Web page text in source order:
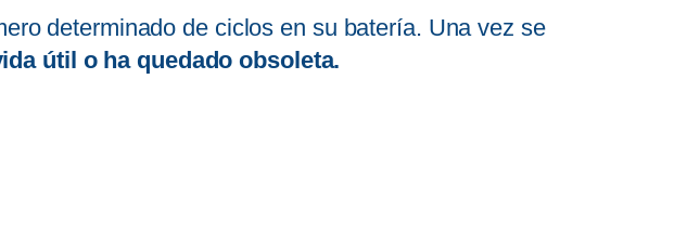
determinado de ciclos en su batería. Una vez se
útil o ha quedado obsoleta.